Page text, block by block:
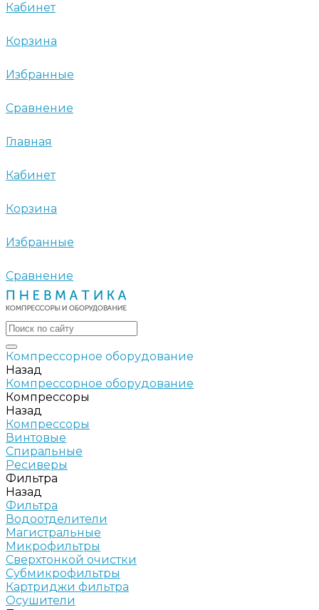
Кабинет
Корзина
Избранные
Сравнение
Главная
Кабинет
Корзина
Избранные
Сравнение
Компрессорное оборудование
Назад
Компрессорное оборудование
Компрессоры
Назад
Компрессоры
Винтовые
Спиральные
Ресиверы
Фильтра
Назад
Фильтра
Водоотделители
Магистральные
Микрофильтры
Сверхтонкой очистки
Субмикрофильтры
Картриджи фильтра
Осушители